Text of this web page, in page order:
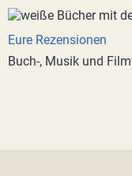
Eure Rezensionen
Buch-, Musik und